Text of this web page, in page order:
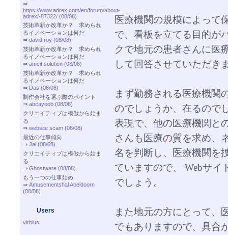
⇒
https://www.adrex.com/en/forum/about-
adrex/-87322/ (08/08)
技術革新か改革か？ 求められ
るイノベーションは何だ
⇒ david roy (08/08)
技術革新か改革か？ 求められ
るイノベーションは何だ
⇒ amcit solution (08/08)
技術革新か改革か？ 求められ
るイノベーションは何だ
⇒ Das (08/08)
制作会社を選ぶ際のポイント
⇒ abcayoob (08/08)
クリエイティブは模倣から始ま
る
⇒ website scam (08/08)
最近の仕事傾向
⇒ Jai (08/08)
クリエイティブは模倣から始ま
る
⇒ Ghostware (08/08)
もう一つの仕事始め
⇒ Amusementshal Apeldoorn
(08/08)
Users
virbius
医療機関の規模によって
で、看板を立てる目的が
クで地元の患者さんに医
して回答させていただき
まず勤務される医療機関
のでしょうか、在るので
表現で、他の医療機関と
さんも医療の質を求め、
名を判断し、医療機関を
ていますので、 Webサイ
でしょう。
また地元の方にとって、
でもありますので、具合